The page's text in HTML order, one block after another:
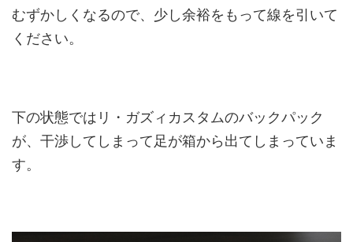
むずかしくなるので、少し余裕をもって線を引いて
ください。
下の状態ではリ・ガズィカスタムのバックパック
が、干渉してしまって足が箱から出てしまっていま
す。